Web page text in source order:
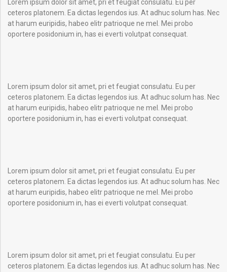
Lorem ipsum dolor sit amet, pri et feugiat consulatu. Eu per
ceteros platonem. Ea dictas legendos ius. At adhuc solum has. Nec
at harum euripidis, habeo elitr patrioque ne mel. Mei probo
oportere posidonium in, has ei everti volutpat consequat.
Lorem ipsum dolor sit amet, pri et feugiat consulatu. Eu per
ceteros platonem. Ea dictas legendos ius. At adhuc solum has. Nec
at harum euripidis, habeo elitr patrioque ne mel. Mei probo
oportere posidonium in, has ei everti volutpat consequat.
Lorem ipsum dolor sit amet, pri et feugiat consulatu. Eu per
ceteros platonem. Ea dictas legendos ius. At adhuc solum has. Nec
at harum euripidis, habeo elitr patrioque ne mel. Mei probo
oportere posidonium in, has ei everti volutpat consequat.
Lorem ipsum dolor sit amet, pri et feugiat consulatu. Eu per
ceteros platonem. Ea dictas legendos ius. At adhuc solum has. Nec